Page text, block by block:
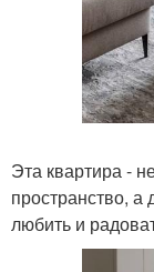
Эта квартира -
пространство, а
любить и